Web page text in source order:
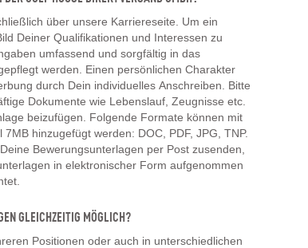
über unsere Karriereseite. Um ein
Deiner Qualifikationen und Interessen zu
umfassend und sorgfältig in das
werden. Einen persönlichen Charakter
durch Dein individuelles Anschreiben. Bitte
Dokumente wie Lebenslauf, Zeugnisse etc.
beizufügen. Folgende Formate können mit
hinzugefügt werden: DOC, PDF, JPG, TNP.
Bewerungsunterlagen per Post zusenden,
in elektronischer Form aufgenommen
GLEICHZEITIG MÖGLICH?
Positionen oder auch in unterschiedlichen